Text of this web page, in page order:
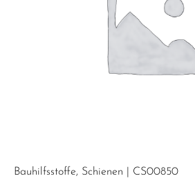
Bauhilfsstoffe, Schienen | CS00850